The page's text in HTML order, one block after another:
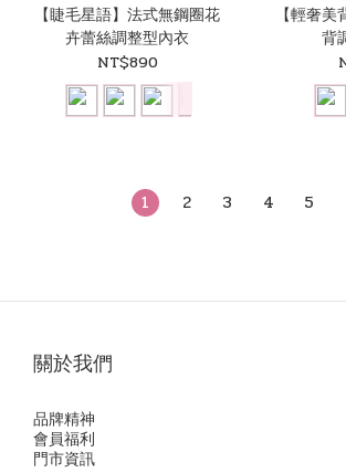
【睫毛星語】法式無鋼圈花
卉蕾絲調整型內衣
NT$890
【輕奢
背
1 2 3 4 5
關於我們
品牌精神
會員福利
門市資訊